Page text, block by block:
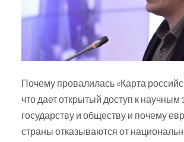
Почему провалилась «Карта
что дает открытый доступ к научным
государству и обществу и почему
страны отказываются от